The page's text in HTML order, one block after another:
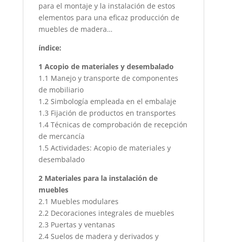
para el montaje y la instalación de estos
elementos para una eficaz producción de
muebles de madera…
índice:
1 Acopio de materiales y desembalado
1.1 Manejo y transporte de componentes
de mobiliario
1.2 Simbología empleada en el embalaje
1.3 Fijación de productos en transportes
1.4 Técnicas de comprobación de recepción
de mercancía
1.5 Actividades: Acopio de materiales y
desembalado
2 Materiales para la instalación de
muebles
2.1 Muebles modulares
2.2 Decoraciones integrales de muebles
2.3 Puertas y ventanas
2.4 Suelos de madera y derivados y